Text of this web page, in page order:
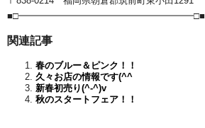
■□━━━━━━━━━━━━━━━━━━━□■
関連記事
春のブルー＆ピンク！！
久々お店の情報です(^^ゞ
新春初売り(^-^)v
秋のスタートフェア！！